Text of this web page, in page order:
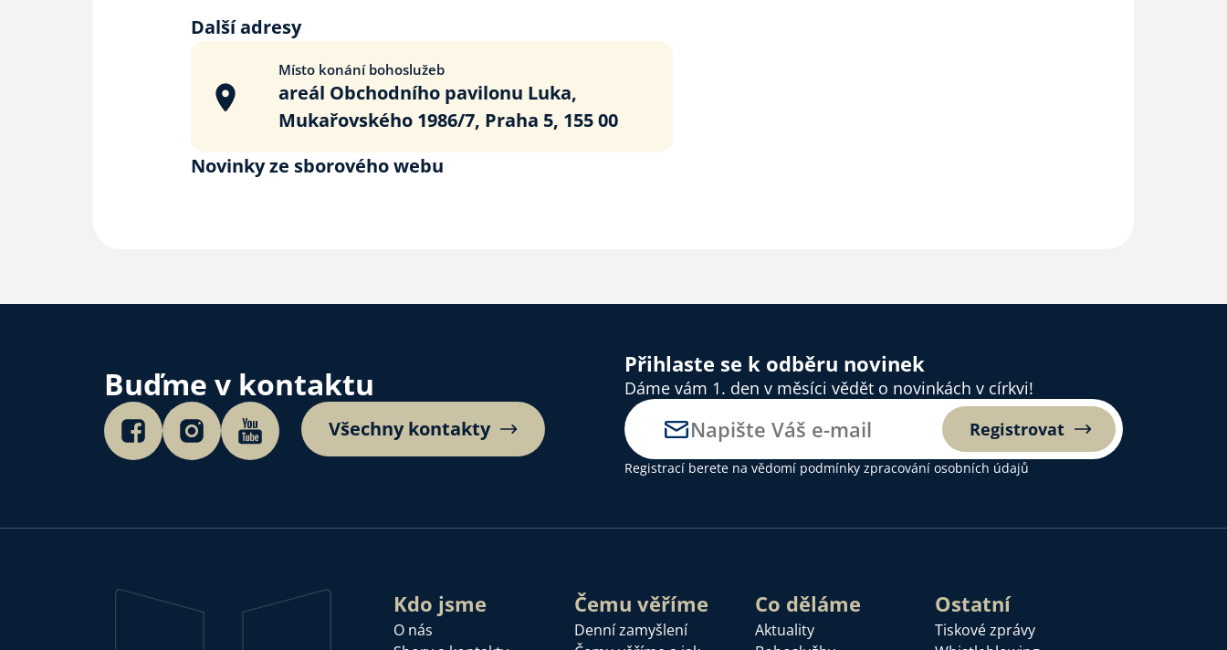
Další adresy
Místo konání bohoslužeb
areál Obchodního pavilonu Luka,
Mukařovského 1986/7, Praha 5, 155 00
Novinky ze sborového webu
Buďme v kontaktu
Všechny kontakty
Přihlaste se k odběru novinek
Dáme vám 1. den v měsíci vědět o novinkách v církvi!
Registrovat
Registrací berete na vědomí podmínky zpracování osobních údajů
Kdo jsme
O nás
Čemu věříme
Denní zamyšlení
Co děláme
Aktuality
Ostatní
Tiskové zprávy